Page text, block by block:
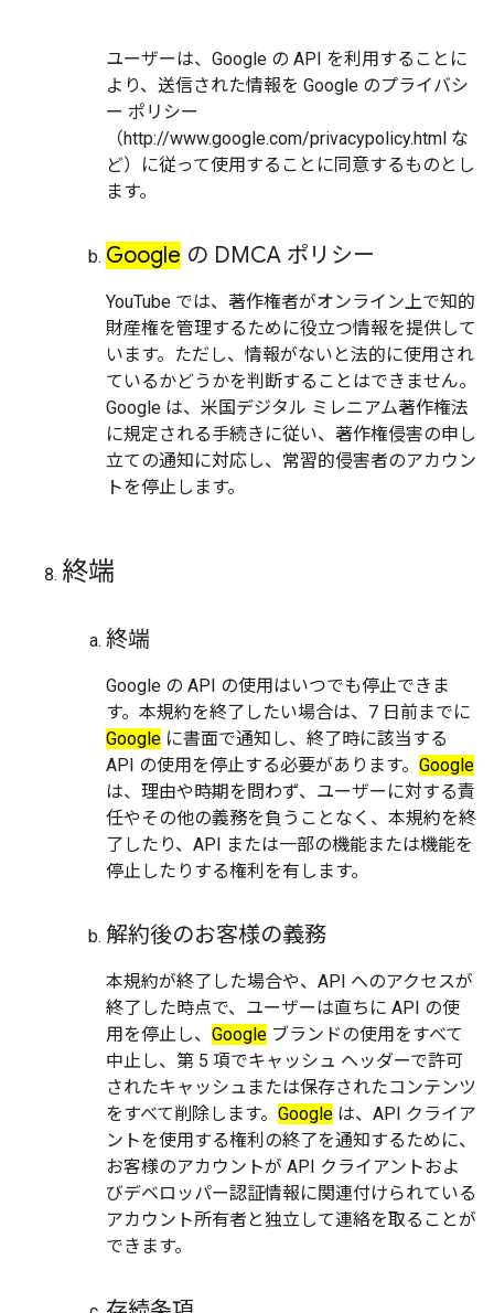
ユーザーは、Google の API を利用することに
より、送信された情報を Google のプライバシ
ー ポリシー
（http://www.google.com/privacypolicy.html な
ど）に従って使用することに同意するものとし
ます。
Google の DMCA ポリシー
YouTube では、著作権者がオンライン上で知的
財産権を管理するために役立つ情報を提供して
います。ただし、情報がないと法的に使用され
ているかどうかを判断することはできません。
Google は、米国デジタル ミレニアム著作権法
に規定される手続きに従い、著作権侵害の申し
立ての通知に対応し、常習的侵害者のアカウン
トを停止します。
終端
終端
Google の API の使用はいつでも停止できま
す。本規約を終了したい場合は、7 日前までに
Google に書面で通知し、終了時に該当する
API の使用を停止する必要があります。 Google
は、理由や時期を問わず、ユーザーに対する責
任やその他の義務を負うことなく、本規約を終
了したり、API または一部の機能または機能を
停止したりする権利を有します。
解約後のお客様の義務
本規約が終了した場合や、API へのアクセスが
終了した時点で、ユーザーは直ちに API の使
用を停止し、 Google ブランドの使用をすべて
中止し、第 5 項でキャッシュ ヘッダーで許可
されたキャッシュまたは保存されたコンテンツ
をすべて削除します。 Google は、API クライア
ントを使用する権利の終了を通知するために、
お客様のアカウントが API クライアントおよ
びデベロッパー認証情報に関連付けられている
アカウント所有者と独立して連絡を取ることが
できます。